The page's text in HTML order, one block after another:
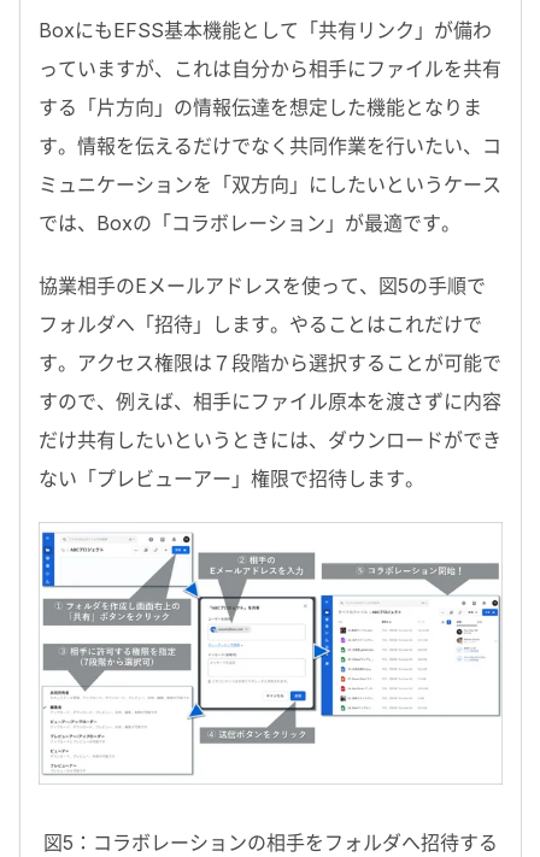
BoxにもEFSS基本機能として「共有リンク」が備わ
っていますが、これは自分から相手にファイルを共有
する「片方向」の情報伝達を想定した機能となりま
す。情報を伝えるだけでなく共同作業を行いたい、コ
ミュニケーションを「双方向」にしたいというケース
では、Boxの「コラボレーション」が最適です。
協業相手のEメールアドレスを使って、図5の手順で
フォルダへ「招待」します。やることはこれだけで
す。アクセス権限は７段階から選択することが可能で
すので、例えば、相手にファイル原本を渡さずに内容
だけ共有したいというときには、ダウンロードができ
ない「プレビューアー」権限で招待します。
図5：コラボレーションの相手をフォルダへ招待する